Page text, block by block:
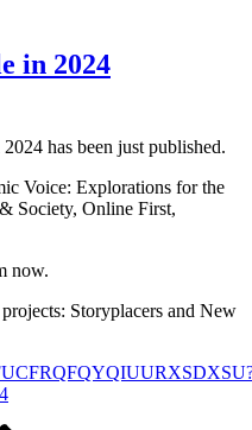
in 2024
has been just published.
Voice: Explorations for the
Society, Online First,
now.
Storyplacers and New